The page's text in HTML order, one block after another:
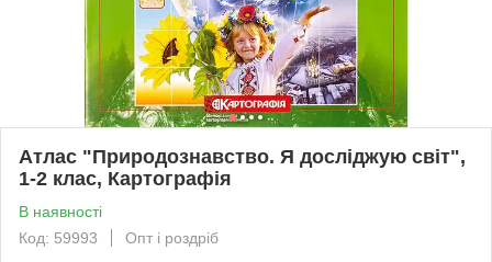
Атлас "Природознавство. Я досліджую світ",
1-2 клас, Картографія
В наявності
Код: 59993
Опт і роздріб